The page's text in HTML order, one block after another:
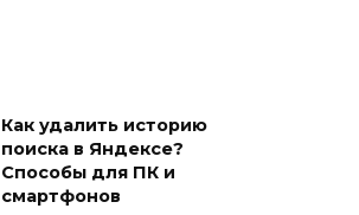
Как удалить историю
поиска в Яндексе?
Способы для ПК и
смартфонов